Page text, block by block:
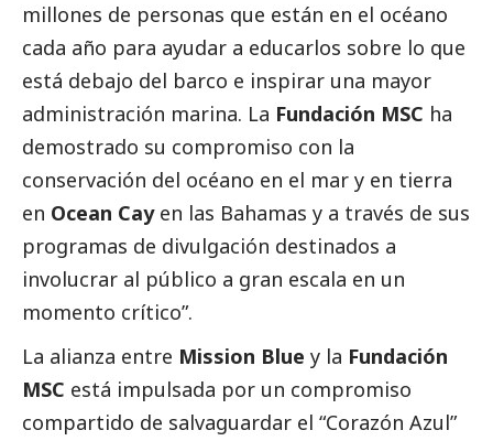
millones de personas que están en el océano
cada año para ayudar a educarlos sobre lo que
está debajo del barco e inspirar una mayor
administración marina. La Fundación MSC ha
demostrado su compromiso con la
conservación del océano en el mar y en tierra
en Ocean Cayen las Bahamas y a través de sus
programas de divulgación destinados a
involucrar al público a gran escala en un
momento crítico”.
La alianza entre Mission Blue y la Fundación
MSC está impulsada por un compromiso
compartido de salvaguardar el “Corazón Azul”